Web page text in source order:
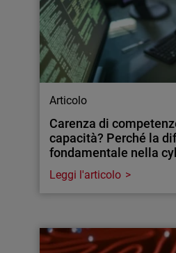
Articolo
Carenza di
capacità? Perché la
fondamentale nella
Leggi l'articolo